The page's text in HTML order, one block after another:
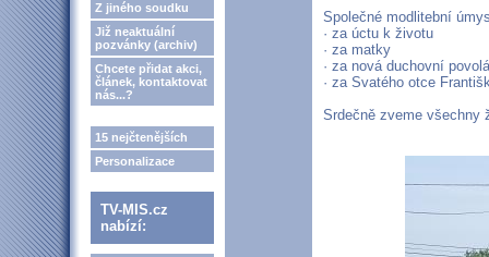
Z jiného soudku
Již neaktuální
pozvánky (archiv)
Chcete přidat akci,
článek, kontaktovat
nás...?
15 nejčtenějších
Personalizace
TV-MIS.cz
nabízí:
Společné modlitební
· za úctu k životu
· za matky
· za nová duchovní
· za Svatého otce
Srdečně zveme